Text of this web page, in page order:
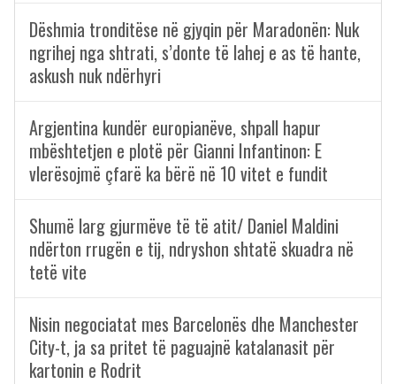
Dëshmia tronditëse në gjyqin për Maradonën: Nuk
ngrihej nga shtrati, s’donte të lahej e as të hante,
askush nuk ndërhyri
Argjentina kundër europianëve, shpall hapur
mbështetjen e plotë për Gianni Infantinon: E
vlerësojmë çfarë ka bërë në 10 vitet e fundit
Shumë larg gjurmëve të të atit/ Daniel Maldini
ndërton rrugën e tij, ndryshon shtatë skuadra në
tetë vite
Nisin negociatat mes Barcelonës dhe Manchester
City-t, ja sa pritet të paguajnë katalanasit për
kartonin e Rodrit